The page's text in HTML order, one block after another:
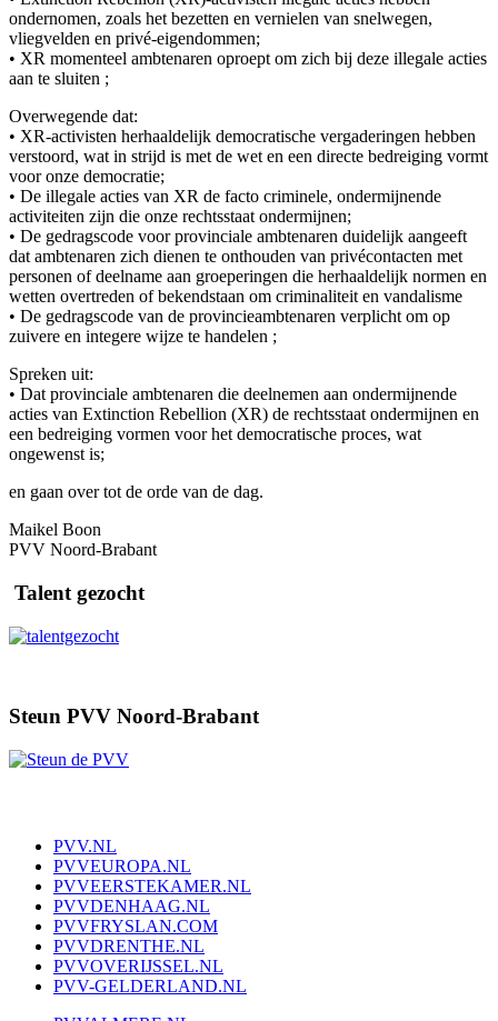
ondernomen, zoals het bezetten en vernielen van snelwegen,
vliegvelden en privé-eigendommen;
• XR momenteel ambtenaren oproept om zich bij deze illegale acties
aan te sluiten ;
Overwegende dat:
• XR-activisten herhaaldelijk democratische vergaderingen hebben
verstoord, wat in strijd is met de wet en een directe bedreiging vormt
voor onze democratie;
• De illegale acties van XR de facto criminele, ondermijnende
activiteiten zijn die onze rechtsstaat ondermijnen;
• De gedragscode voor provinciale ambtenaren duidelijk aangeeft
dat ambtenaren zich dienen te onthouden van privécontacten met
personen of deelname aan groeperingen die herhaaldelijk normen en
wetten overtreden of bekendstaan om criminaliteit en vandalisme
• De gedragscode van de provincieambtenaren verplicht om op
zuivere en integere wijze te handelen ;
Spreken uit:
• Dat provinciale ambtenaren die deelnemen aan ondermijnende
acties van Extinction Rebellion (XR) de rechtsstaat ondermijnen en
een bedreiging vormen voor het democratische proces, wat
ongewenst is;
en gaan over tot de orde van de dag.
Maikel Boon
PVV Noord-Brabant
Talent gezocht
Steun PVV Noord-Brabant
PVV.NL
PVVEUROPA.NL
PVVEERSTEKAMER.NL
PVVDENHAAG.NL
PVVFRYSLAN.COM
PVVDRENTHE.NL
PVVOVERIJSSEL.NL
PVV-GELDERLAND.NL